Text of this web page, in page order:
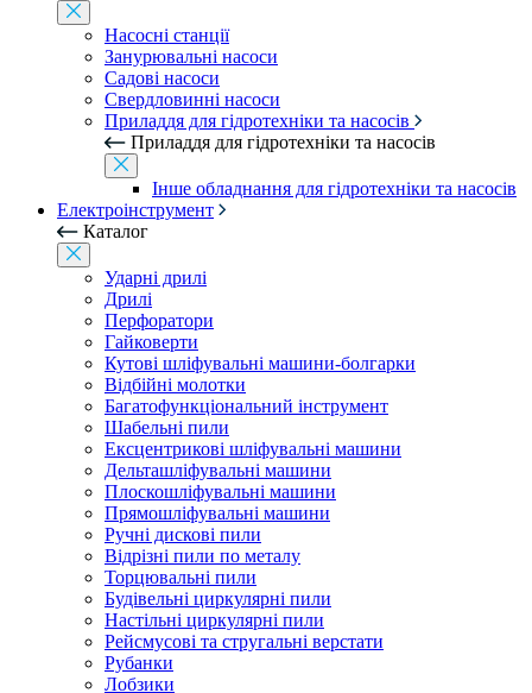
Насосні станції
Занурювальні насоси
Садові насоси
Свердловинні насоси
Приладдя для гідротехніки та насосів
Приладдя для гідротехніки та насосів
Інше обладнання для гідротехніки та насосів
Електроінструмент
Каталог
Ударні дрилі
Дрилі
Перфоратори
Гайковерти
Кутові шліфувальні машини-болгарки
Відбійні молотки
Багатофункціональний інструмент
Шабельні пили
Ексцентрикові шліфувальні машини
Дельташліфувальні машини
Плоскошліфувальні машини
Прямошліфувальні машини
Ручні дискові пили
Відрізні пили по металу
Торцювальні пили
Будівельні циркулярні пили
Настільні циркулярні пили
Рейсмусові та стругальні верстати
Рубанки
Лобзики